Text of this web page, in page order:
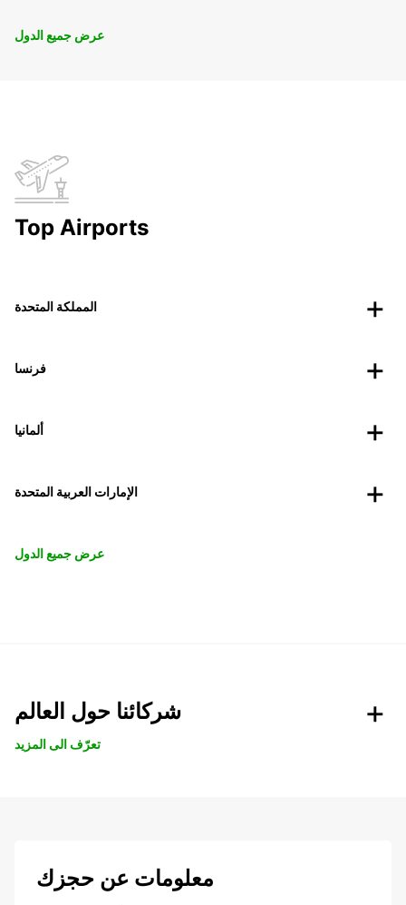
عرض جميع الدول
Top Airports
المملكة المتحدة
فرنسا
ألمانيا
الإمارات العربية المتحدة
عرض جميع الدول
شركائنا حول العالم
تعرّف الى المزيد
معلومات عن حجزك